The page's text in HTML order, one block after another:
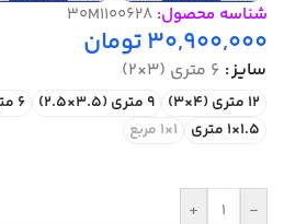
شناسه محصول: 30M1100628
30,900,000تومان
سایز 6 متری (3×2)
12 متری (4×3) 9 متری (3.5×2.5) 6 متری (3×2)
1.5×1 متری
1×1 مربع
-
+